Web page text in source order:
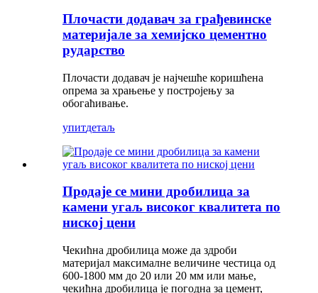
Плочасти додавач за грађевинске
материјале за хемијско цементно
рударство
Плочасти додавач је најчешће коришћена
опрема за храњење у постројењу за
обогаћивање.
упитдетаљ
Продаје се мини дробилица за
камени угаљ високог квалитета по
ниској цени
Чекићна дробилица може да здроби
материјал максималне величине честица од
600-1800 мм до 20 или 20 мм или мање,
чекићна дробилица је погодна за цемент,